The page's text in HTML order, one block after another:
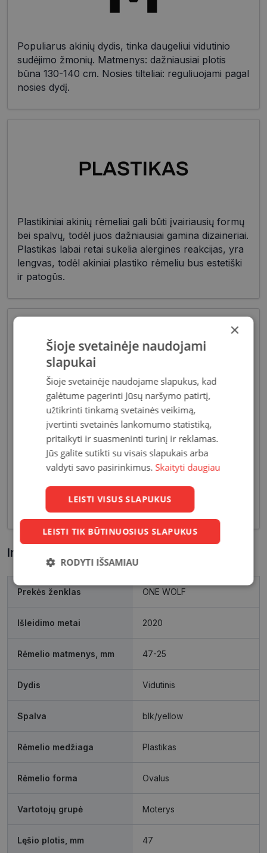
Populiarus akinių dydis, tinka daugeliui vidutinio
sudėjimo žmonių. Matmenys: dažniausiai plotis
būna 130-140 cm. Nosies tilteliai: reguliuojami pagal
nosies dydį.
Plastikiniai akinių rėmeliai gali būti įvairiausių formų
bei spalvų, todėl juos dažniausiai gamina dizaineriai.
Plastikas labai retai sukelia alergines reakcijas, yra
lengvas, todėl akiniai plastiko rėmeliu bus estetiški
ir patogūs.
Akiniai moterims dažniausiai pasižymi subtiliais
dizaino elementais, suteikiančiais harmoningą bei
moterišką įvaizdį. Šiandien dienai stilių bei medžiagų
įvairovė leidžia akinių dizaineriams pristatyti Jums
tiek klasikinių, tiek netikėčiausių ir drąsiausių
korekcija, tačiau ir stilingas kasdieninės išvaizdos
akcentas.
Informacija apie prekę
Prekės ženklas ONE WOLF
Išleidimo metai 2020
Rėmelio matmenys, mm 47-25
Dydis Vidutinis
Spalva blk/yellow
Rėmelio medžiaga Plastikas
Rėmelio forma Ovalus
Vartotojų grupė Moterys
Lęšio plotis, mm 47
×
Šioje svetainėje naudojami
slapukai
Šioje svetainėje naudojame slapukus, kad
galėtume pagerinti Jūsų naršymo patirtį,
užtikrinti tinkamą svetainės veikimą,
įvertinti svetainės lankomumo statistiką,
pritaikyti ir suasmeninti turinį ir reklamas.
Jūs galite sutikti su visais slapukais arba
valdyti savo pasirinkimus. Skaityti daugiau
LEISTI VISUS SLAPUKUS
LEISTI TIK BŪTINUOSIUS SLAPUKUS
RODYTI IŠSAMIAU
Būtinieji
slapukai
Statistikos
slapukai
Rinkodaros
slapukai
slapukai
slapukai
Rinkodaros slapukai
Funkciniai slapukai
Šie slapukai yra būtini, kad galėtumėte naršyti
slapukai atpažįsta Jūsų įrenginį, tačiau neatskleidžia
saugomi Jūsų įrenginyje, kol slapukai atlieka savo